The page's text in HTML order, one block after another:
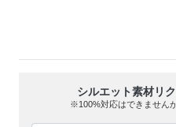
シルエット素材リ
※100%対応はできません